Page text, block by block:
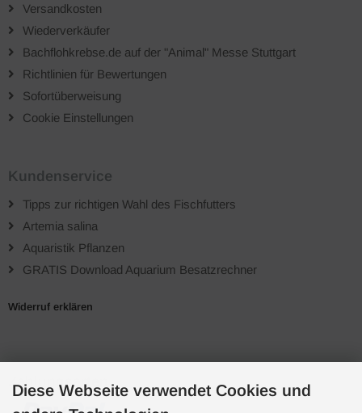
Versandkosten
Wiederverkäufer
Bachflohkrebse.de auf der "Animal" Messe Stuttgart
Richtlinien für Bewertungen
Sofortüberweisung
Cookie Einstellungen
Kundenservice
Tipps zur richtigen Wahl des Fischfutters
Artemia salina
Aquaristik Pflanzen
GRATIS Download Aquarium Besatzrechner
Widerruf erklären
Zahlungsarten
Diese Webseite verwendet Cookies und